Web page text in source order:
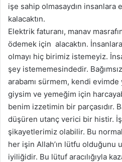
işe sahip olmasaydın insanlara
kalacaktın.
Elektrik faturanı, manav
ödemek için alacaktın.
olmayı hiç birimiz istemeyiz.
şey istememesindedir.
arabamı sürmem, kendi evimde
giysim ve yemeğim için
benim izzetimin bir parçasıdır.
düşüren utanç verici bir histir.
şikayetlerimiz olabilir. Bu
her işin Allah’ın lütfu olduğunu
iyiliğidir. Bu lütuf aracılığıyla